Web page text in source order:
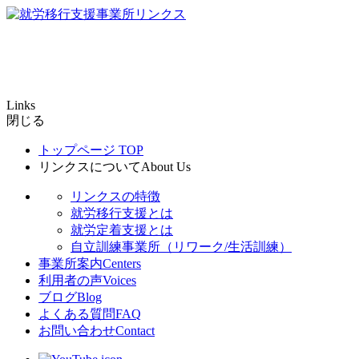
Links
閉じる
トップページ TOP
リンクスについてAbout Us
リンクスの特徴
就労移行支援とは
就労定着支援とは
自立訓練事業所（リワーク/生活訓練）
事業所案内Centers
利用者の声Voices
ブログBlog
よくある質問FAQ
お問い合わせContact